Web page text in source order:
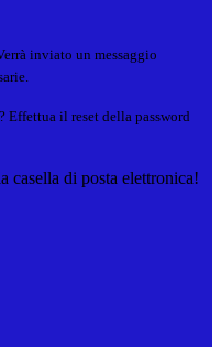
inviato un messaggio
Effettua il reset della password
casella di posta elettronica!